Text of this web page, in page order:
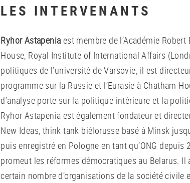
LES INTERVENANTS
Ryhor Astapenia est membre de l’Académie
House, Royal Institute of International Affairs
politiques de l’université de Varsovie, il est
programme sur la Russie et l’Eurasie à Chatham
d’analyse porte sur la politique intérieure et la
Ryhor Astapenia est également fondateur et
New Ideas, think tank biélorusse basé à Minsk
puis enregistré en Pologne en tant qu’ONG depuis
promeut les réformes démocratiques au Belarus. Il
certain nombre d’organisations de la société civile